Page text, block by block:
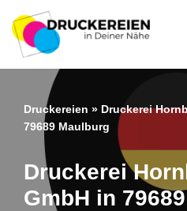
Zum
Inhalt
springen
Druckereien » Druckerei
79689 Maulburg
Druckerei
GmbH in